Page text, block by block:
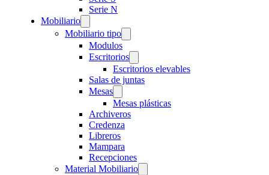
Serie N
Mobiliario
Mobiliario tipo
Modulos
Escritorios
Escritorios elevables
Salas de juntas
Mesas
Mesas plásticas
Archiveros
Credenza
Libreros
Mampara
Recepciones
Material Mobiliario